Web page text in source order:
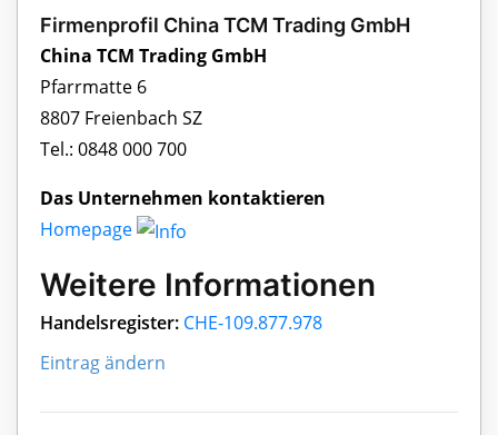
Firmenprofil China TCM Trading GmbH
China TCM Trading GmbH
Pfarrmatte 6
8807 Freienbach SZ
Tel.: 0848 000 700
Das Unternehmen kontaktieren
Homepage
Weitere Informationen
Handelsregister: CHE-109.877.978
Eintrag ändern